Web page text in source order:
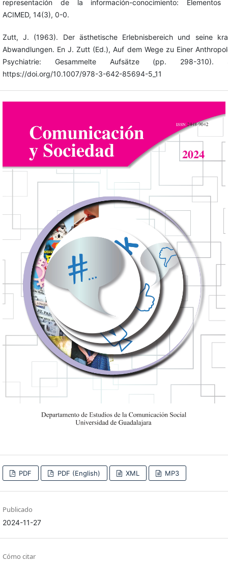
representación de la información-conocimiento: Elementos
ACIMED, 14(3), 0-0.
Zutt, J. (1963). Der ästhetische Erlebnisbereich und seine
Abwandlungen. En J. Zutt (Ed.), Auf dem Wege zu Einer
Psychiatrie: Gesammelte Aufsätze (pp. 298-310).
https://doi.org/10.1007/978-3-642-85694-5_11
PDF PDF (English) XML MP3
Publicado
2024-11-27
Cómo citar